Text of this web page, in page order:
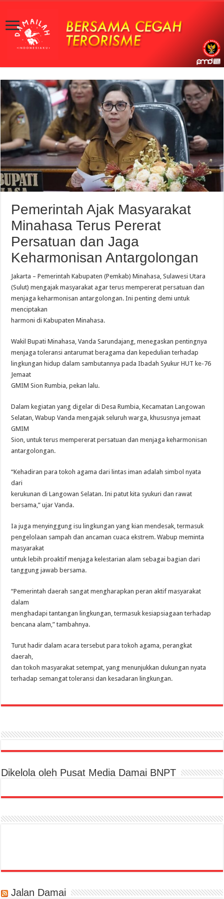
Pemerintah Ajak Masyarakat
Minahasa Terus Pererat
Persatuan dan Jaga
Keharmonisan Antargolongan
Jakarta – Pemerintah Kabupaten (Pemkab) Minahasa, Sulawesi Utara
(Sulut) mengajak masyarakat agar terus mempererat persatuan dan
menjaga keharmonisan antargolongan. Ini penting demi untuk
menciptakan
harmoni di Kabupaten Minahasa.
Wakil Bupati Minahasa, Vanda Sarundajang, menegaskan pentingnya
menjaga toleransi antarumat beragama dan kepedulian terhadap
lingkungan hidup dalam sambutannya pada Ibadah Syukur HUT ke-76
Jemaat
GMIM Sion Rumbia, pekan lalu.
Dalam kegiatan yang digelar di Desa Rumbia, Kecamatan Langowan
Selatan, Wabup Vanda mengajak seluruh warga, khususnya jemaat
GMIM
Sion, untuk terus mempererat persatuan dan menjaga keharmonisan
antargolongan.
“Kehadiran para tokoh agama dari lintas iman adalah simbol nyata
dari
kerukunan di Langowan Selatan. Ini patut kita syukuri dan rawat
bersama,” ujar Vanda.
Ia juga menyinggung isu lingkungan yang kian mendesak, termasuk
pengelolaan sampah dan ancaman cuaca ekstrem. Wabup meminta
masyarakat
untuk lebih proaktif menjaga kelestarian alam sebagai bagian dari
tanggung jawab bersama.
“Pemerintah daerah sangat mengharapkan peran aktif masyarakat
dalam
menghadapi tantangan lingkungan, termasuk kesiapsiagaan terhadap
bencana alam,” tambahnya.
Turut hadir dalam acara tersebut para tokoh agama, perangkat
daerah,
dan tokoh masyarakat setempat, yang menunjukkan dukungan nyata
terhadap semangat toleransi dan kesadaran lingkungan.
Dikelola oleh Pusat Media Damai BNPT
Jalan Damai